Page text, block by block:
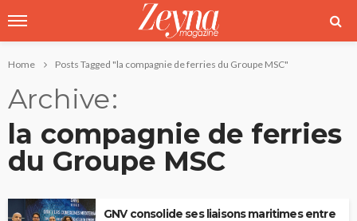
Home Posts Tagged "la compagnie de ferries du Groupe MSC"
Archive
la compagnie de ferries
du Groupe MSC
GNV consolide ses liaisons maritimes entre